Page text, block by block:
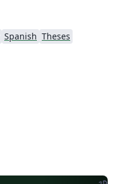
Spanish Theses